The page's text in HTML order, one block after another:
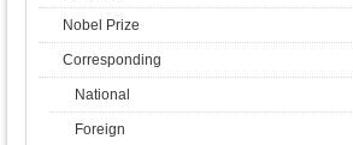
Nobel Prize
Corresponding
National
Foreign